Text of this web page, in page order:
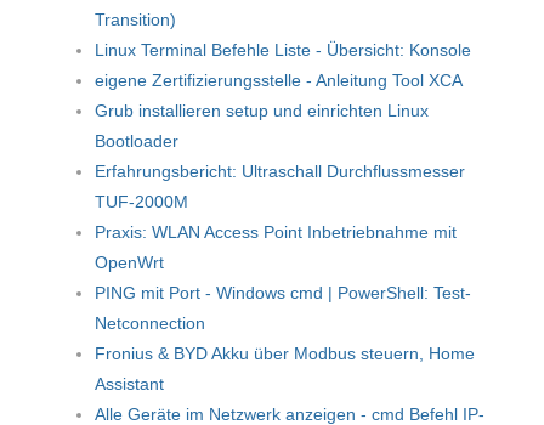
Transition)
Linux Terminal Befehle Liste - Übersicht: Konsole
eigene Zertifizierungsstelle - Anleitung Tool XCA
Grub installieren setup und einrichten Linux
Bootloader
Erfahrungsbericht: Ultraschall Durchflussmesser
TUF-2000M
Praxis: WLAN Access Point Inbetriebnahme mit
OpenWrt
PING mit Port - Windows cmd | PowerShell: Test-
Netconnection
Fronius & BYD Akku über Modbus steuern, Home
Assistant
Alle Geräte im Netzwerk anzeigen - cmd Befehl IP-